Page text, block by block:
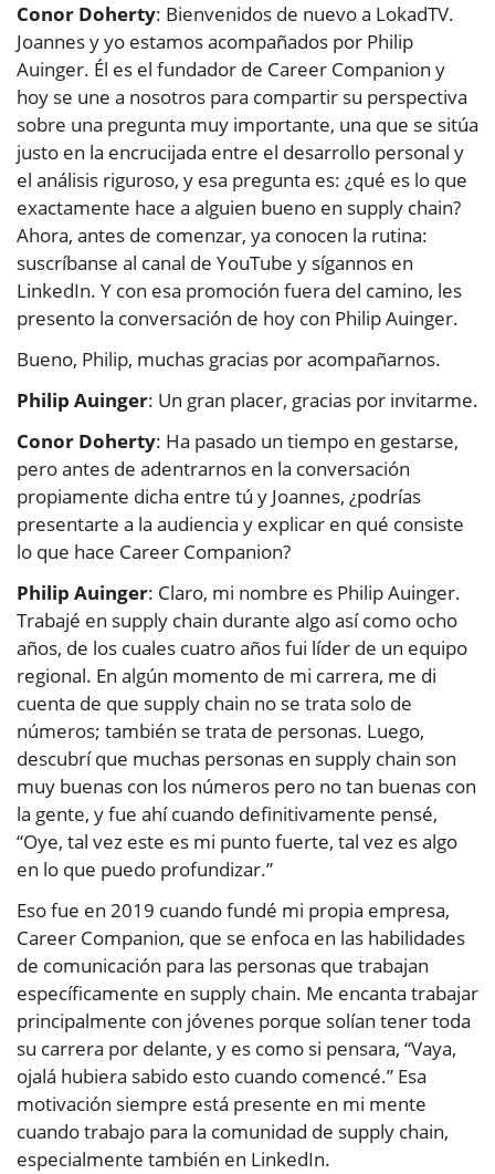
Conor Doherty: Bienvenidos de nuevo a LokadTV.
Joannes y yo estamos acompañados por Philip
Auinger. Él es el fundador de Career Companion y
hoy se une a nosotros para compartir su perspectiva
sobre una pregunta muy importante, una que se sitúa
justo en la encrucijada entre el desarrollo personal y
el análisis riguroso, y esa pregunta es: ¿qué es lo que
exactamente hace a alguien bueno en supply chain?
Ahora, antes de comenzar, ya conocen la rutina:
suscríbanse al canal de YouTube y sígannos en
LinkedIn. Y con esa promoción fuera del camino, les
presento la conversación de hoy con Philip Auinger.
Bueno, Philip, muchas gracias por acompañarnos.
Philip Auinger: Un gran placer, gracias por invitarme.
Conor Doherty: Ha pasado un tiempo en gestarse,
pero antes de adentrarnos en la conversación
propiamente dicha entre tú y Joannes, ¿podrías
presentarte a la audiencia y explicar en qué consiste
lo que hace Career Companion?
Philip Auinger: Claro, mi nombre es Philip Auinger.
Trabajé en supply chain durante algo así como ocho
años, de los cuales cuatro años fui líder de un equipo
regional. En algún momento de mi carrera, me di
cuenta de que supply chain no se trata solo de
números; también se trata de personas. Luego,
descubrí que muchas personas en supply chain son
muy buenas con los números pero no tan buenas con
la gente, y fue ahí cuando definitivamente pensé,
“Oye, tal vez este es mi punto fuerte, tal vez es algo
en lo que puedo profundizar.”
Eso fue en 2019 cuando fundé mi propia empresa,
Career Companion, que se enfoca en las habilidades
de comunicación para las personas que trabajan
específicamente en supply chain. Me encanta trabajar
principalmente con jóvenes porque solían tener toda
su carrera por delante, y es como si pensara, “Vaya,
ojalá hubiera sabido esto cuando comencé.” Esa
motivación siempre está presente en mi mente
cuando trabajo para la comunidad de supply chain,
especialmente también en LinkedIn.